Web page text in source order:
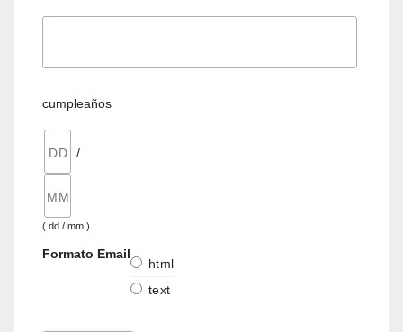
cumpleaños
/
( dd / mm )
Formato Email
html
text